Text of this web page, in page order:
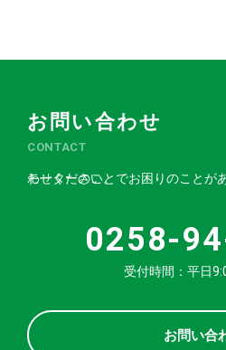
お問い合わせ
CONTACT
モーターのことでお困りのことがあったらお気軽にお問い合わせください。
0258-
受付時間：平日
お問い合